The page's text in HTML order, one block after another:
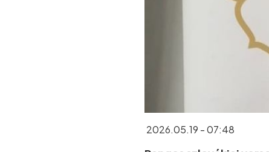
2026.05.19 - 07:48